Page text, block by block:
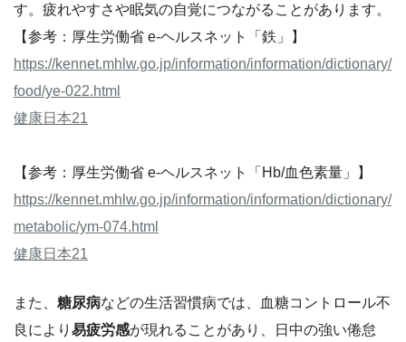
す。疲れやすさや眠気の自覚につながることがあります。
【参考：厚生労働省 e-ヘルスネット「鉄」】
https://kennet.mhlw.go.jp/information/information/dictionary/
food/ye-022.html
健康日本21
【参考：厚生労働省 e-ヘルスネット「Hb/血色素量」】
https://kennet.mhlw.go.jp/information/information/dictionary/
metabolic/ym-074.html
健康日本21
また、 糖尿病などの生活習慣病では、血糖コントロール不
良により 易疲労感が現れることがあり、日中の強い倦怠